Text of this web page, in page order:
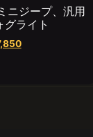
ニジープ、汎用
ライト